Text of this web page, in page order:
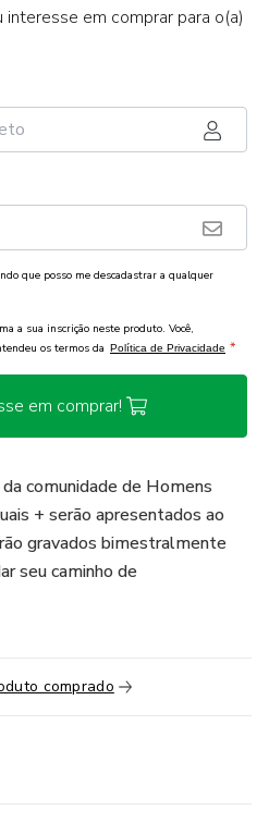
em comprar para o(a)
que posso me descadastrar a qualquer
a sua inscrição neste produto. Você,
os termos da Política de Privacidade *
em comprar!
comunidade de Homens
+ serão apresentados ao
gravados bimestralmente
seu caminho de
comprado